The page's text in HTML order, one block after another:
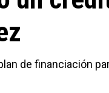
de financiación